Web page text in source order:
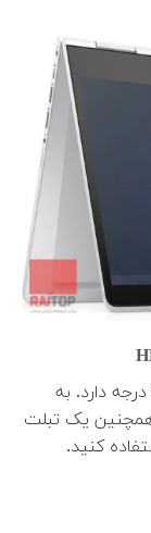
به عنوان یک لپ تاپ کانورتیبل: یک لولا 360 درجه دارد. به
همچنین یک تبلت
کنید.